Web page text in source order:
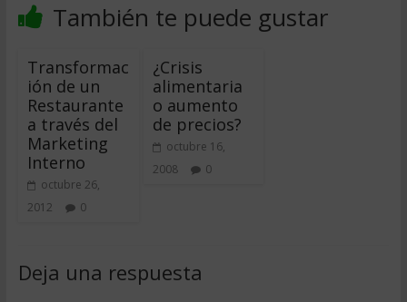
También te puede gustar
Transformac
ión de un
Restaurante
a través del
Marketing
Interno
octubre 26,
2012
0
¿Crisis
alimentaria
o aumento
de precios?
octubre 16,
2008
0
Deja una respuesta